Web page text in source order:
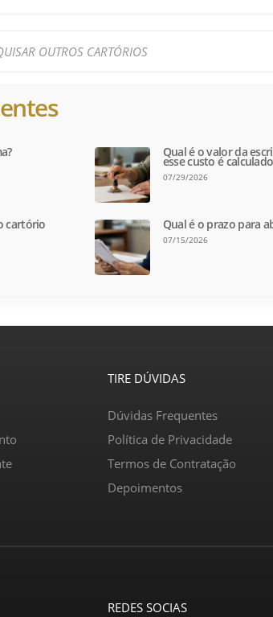
Qual é o valor da
esse custo é
07/29/2026
cartório Qual é o prazo para
07/15/2026
TIRE DÚVIDAS
Dúvidas Frequentes
Política de Privacidade
Termos de Contratação
Depoimentos
REDES SOCIAS